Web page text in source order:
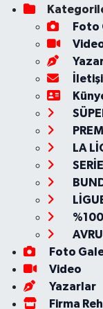
Foto
LA
Foto
Video
Yazarlar
Firma